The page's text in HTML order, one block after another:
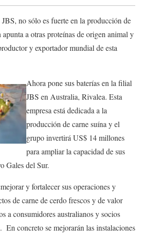
no sólo es fuerte en la producción de
a otras proteínas de origen animal y
y exportador mundial de esta
Ahora pone sus baterías en la filial
JBS en Australia, Rivalea. Esta
empresa está dedicada a la
producción de carne suína y el
grupo invertirá US$ 14 millones
para ampliar la capacidad de sus
Gales del Sur.
y fortalecer sus operaciones y
de carne de cerdo frescos y de valor
a consumidores australianos y socios
En concreto se mejorarán las instalaciones